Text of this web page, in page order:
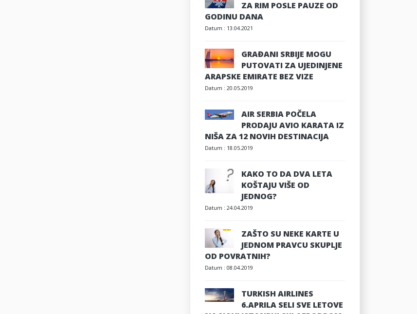
ZA RIM POSLE PAUZE OD
GODINU DANA
Datum : 13.04.2021
GRAĐANI SRBIJE MOGU
PUTOVATI ZA UJEDINJENE
ARAPSKE EMIRATE BEZ VIZE
Datum : 20.05.2019
AIR SERBIA POČELA
PRODAJU AVIO KARATA IZ
NIŠA ZA 12 NOVIH DESTINACIJA
Datum : 18.05.2019
KAKO TO DA DVA LETA
KOŠTAJU VIŠE OD
JEDNOG?
Datum : 24.04.2019
ZAŠTO SU NEKE KARTE U
JEDNOM PRAVCU SKUPLJE
OD POVRATNIH?
Datum : 08.04.2019
TURKISH AIRLINES
6.APRILA SELI SVE LETOVE